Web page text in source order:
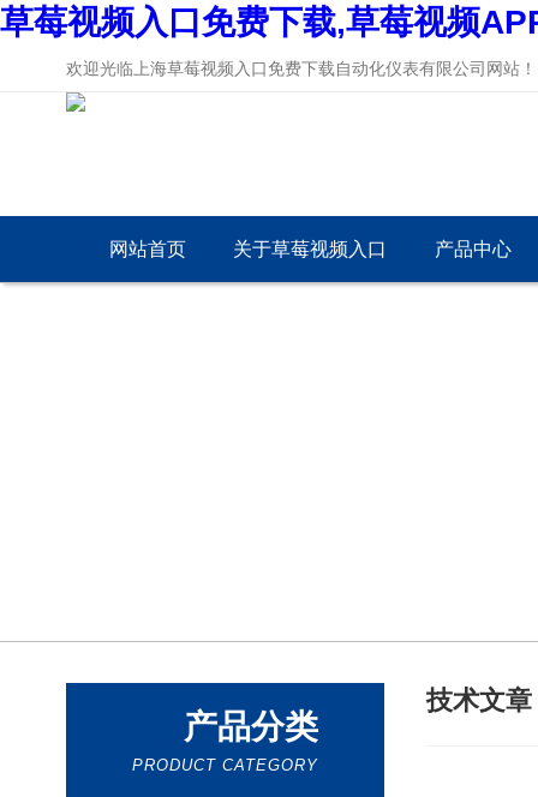
草莓视频入口免费下载,草莓视频
欢迎光临上海草莓视频入口免费下载自动化仪表有限公司网站！
网站首页 关于草莓视频入口 产品中心
产品分类
PRODUCT CATEGORY
技术文章